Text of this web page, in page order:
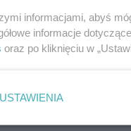
hiszpańska i
czy Gipsy Kings.
hiszpańska i pop
informacjami, abyś
informacje
oraz po kliknięciu w
USTAWIENIA